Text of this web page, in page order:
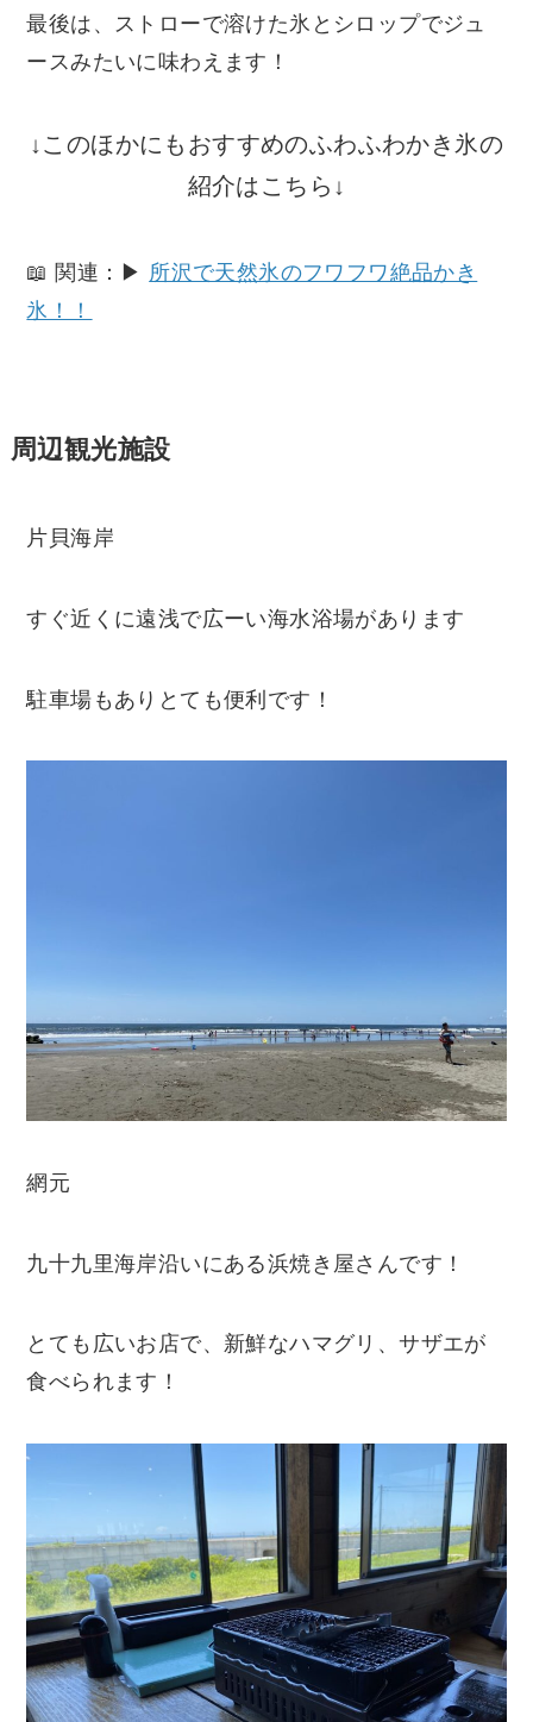
最後は、ストローで溶けた氷とシロップでジュ
ースみたいに味わえます！
↓このほかにもおすすめのふわふわかき氷の
紹介はこちら↓
📖 関連：▶ 所沢で天然氷のフワフワ絶品かき
氷！！
周辺観光施設
片貝海岸
すぐ近くに遠浅で広ーい海水浴場があります
駐車場もありとても便利です！
網元
九十九里海岸沿いにある浜焼き屋さんです！
とても広いお店で、新鮮なハマグリ、サザエが
食べられます！